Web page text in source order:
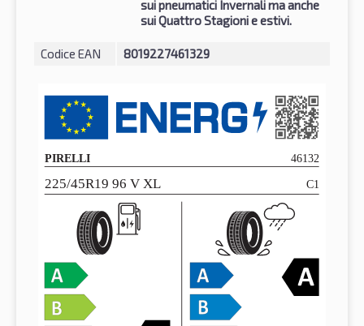
sui pneumatici Invernali ma anche
sui Quattro Stagioni e estivi.
Codice EAN 8019227461329